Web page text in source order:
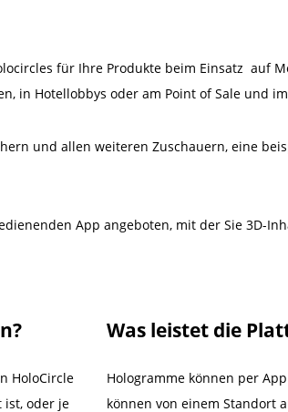
für Ihre Produkte beim Einsatz auf
in Hotellobbys oder am Point of Sale und
und allen weiteren Zuschauern, eine
App angeboten, mit der Sie 3D-
HoloCircle
ist, oder je
Was leistet die
Hologramme können per
können von einem Standort